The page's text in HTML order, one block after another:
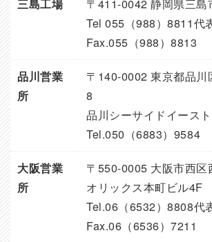
三島工場
〒411-0042 静岡県三島
Tel 055（988）8811代
Fax.055（988）8813
品川営業
所
〒140-0002 東京都品川
8
品川シーサイドイース
Tel.050（6883）9584
大阪営業
所
〒550-0005 大阪市西区
オリックス本町ビル4F
Tel.06（6532）8808代
Fax.06（6536）7211